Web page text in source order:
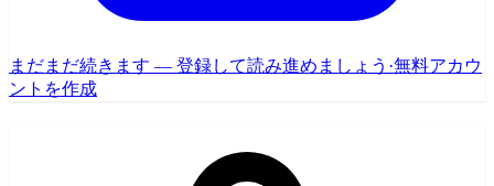
まだまだ続きます — 登録して読み進めましょう ·無料アカウ
ントを作成